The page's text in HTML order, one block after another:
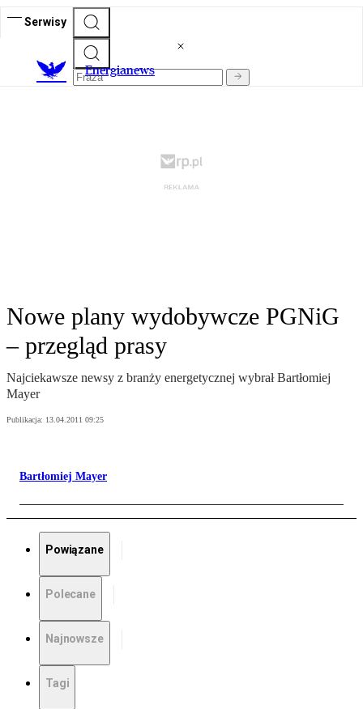
Serwisy
Energianews
Nowe plany wydobywcze PGNiG
– przegląd prasy
Najciekawsze newsy z branży energetycznej wybrał Bartłomiej
Mayer
Publikacja: 13.04.2011 09:25
Bartłomiej Mayer
Powiązane
Polecane
Najnowsze
Tagi